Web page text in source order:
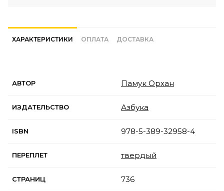
ХАРАКТЕРИСТИКИ ОПЛАТА ДОСТАВКА
АВТОР Памук Орхан
ИЗДАТЕЛЬСТВО Азбука
ISBN 978-5-389-32958-4
ПЕРЕПЛЕТ твердый
СТРАНИЦ 736